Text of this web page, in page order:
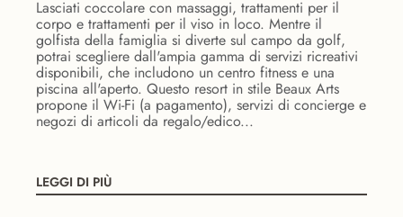
Lasciati coccolare con massaggi, trattamenti per il
corpo e trattamenti per il viso in loco. Mentre il
golfista della famiglia si diverte sul campo da golf,
potrai scegliere dall'ampia gamma di servizi ricreativi
disponibili, che includono un centro fitness e una
piscina all'aperto. Questo resort in stile Beaux Arts
propone il Wi-Fi (a pagamento), servizi di concierge e
negozi di articoli da regalo/edico...
LEGGI DI PIÙ